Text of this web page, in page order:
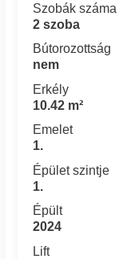
Szobák száma
2 szoba
Bútorozottság
nem
Erkély
10.42 m²
Emelet
1.
Épület szintje
1.
Épült
2024
Lift